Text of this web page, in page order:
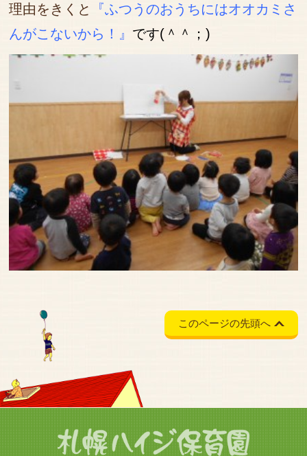
理由をきくと
『ふつうのおうちにはオオカミさ
んがこないから！』 です(＾＾；)
このページの先頭へ